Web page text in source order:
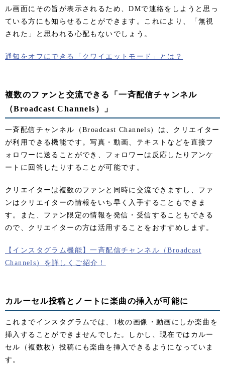
ル画面にその旨が表示されるため、DMで連絡をしようと思っ
ている方にも知らせることができます。これにより、「無視
された」と思われる心配もないでしょう。
通知をオフにできる「クワイエットモード」とは？
複数のファンと交流できる「一斉配信チャンネル
（Broadcast Channels）」
一斉配信チャンネル（Broadcast Channels）は、クリエイター
が利用できる機能です。写真・動画、テキストなどを直接フ
ォロワーに送ることができ、フォロワーは反応したりアンケ
ートに回答したりすることが可能です。
クリエイターは複数のファンと同時に交流できますし、ファ
ンはクリエイターの情報をいち早く入手することもできま
す。また、ファン限定の情報を発信・受信することもできる
ので、クリエイターの方は活用することをおすすめします。
【インスタグラム機能】一斉配信チャンネル（Broadcast
Channels）を詳しくご紹介！
カルーセル投稿とノートに楽曲の挿入が可能に
これまでインスタグラムでは、1枚の画像・動画にしか楽曲を
挿入することができませんでした。しかし、現在ではカルー
セル（複数枚）投稿にも楽曲を挿入できるようになっていま
す。